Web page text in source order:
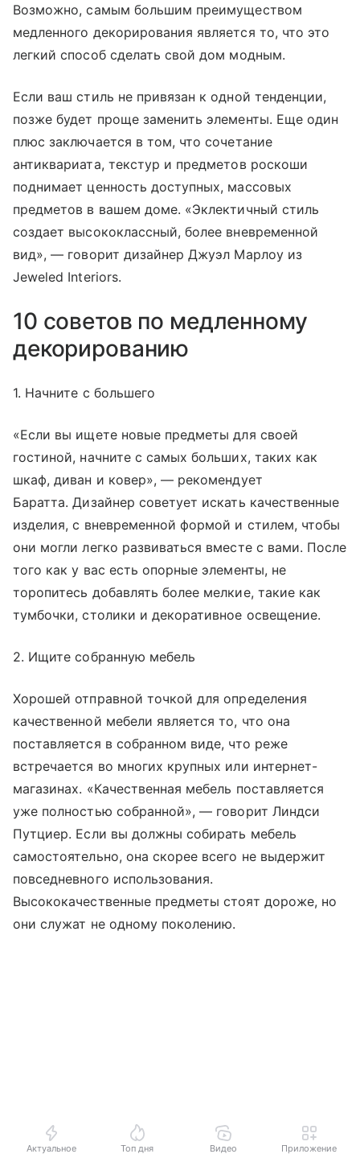
Возможно, самым большим преимуществом
медленного декорирования является то, что это
легкий способ сделать свой дом модным.
Если ваш стиль не привязан к одной тенденции,
позже будет проще заменить элементы. Еще один
плюс заключается в том, что сочетание
антиквариата, текстур и предметов роскоши
поднимает ценность доступных, массовых
предметов в вашем доме. «Эклектичный стиль
создает высококлассный, более вневременной
вид», — говорит дизайнер Джуэл Марлоу из
Jeweled Interiors.
10 советов по медленному
декорированию
1. Начните с большего
«Если вы ищете новые предметы для своей
гостиной, начните с самых больших, таких как
шкаф, диван и ковер», — рекомендует
Баратта. Дизайнер советует искать качественные
изделия, с вневременной формой и стилем, чтобы
они могли легко развиваться вместе с вами. После
того как у вас есть опорные элементы, не
торопитесь добавлять более мелкие, такие как
тумбочки, столики и декоративное освещение.
2. Ищите собранную мебель
Хорошей отправной точкой для определения
качественной мебели является то, что она
поставляется в собранном виде, что реже
встречается во многих крупных или интернет-
магазинах. «Качественная мебель поставляется
уже полностью собранной», — говорит Линдси
Путциер. Если вы должны собирать мебель
самостоятельно, она скорее всего не выдержит
повседневного использования.
Высококачественные предметы стоят дороже, но
они служат не одному поколению.
Актуальное Топ дня Видео Приложение